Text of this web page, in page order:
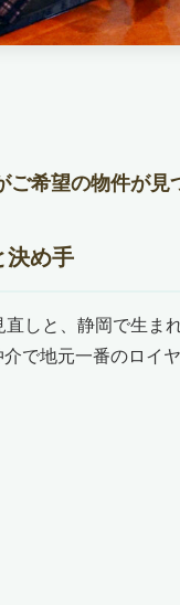
ご希望の物件が
決め手
しと、静岡で生ま
で地元一番のロイ